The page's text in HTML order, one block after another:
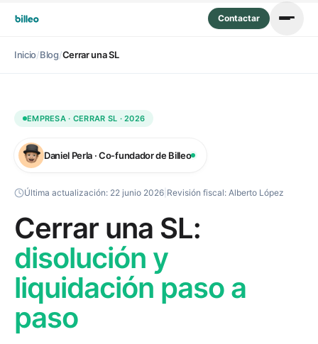
Contactar
Inicio/Blog/Cerrar una SL
EMPRESA · CERRAR SL · 2026
Daniel Perla · Co-fundador de Billeo
Última actualización: 22 junio 2026 Revisión fiscal: Alberto López
Cerrar una SL:
disolución y
liquidación paso a
paso